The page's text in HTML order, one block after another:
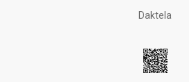
Daktela